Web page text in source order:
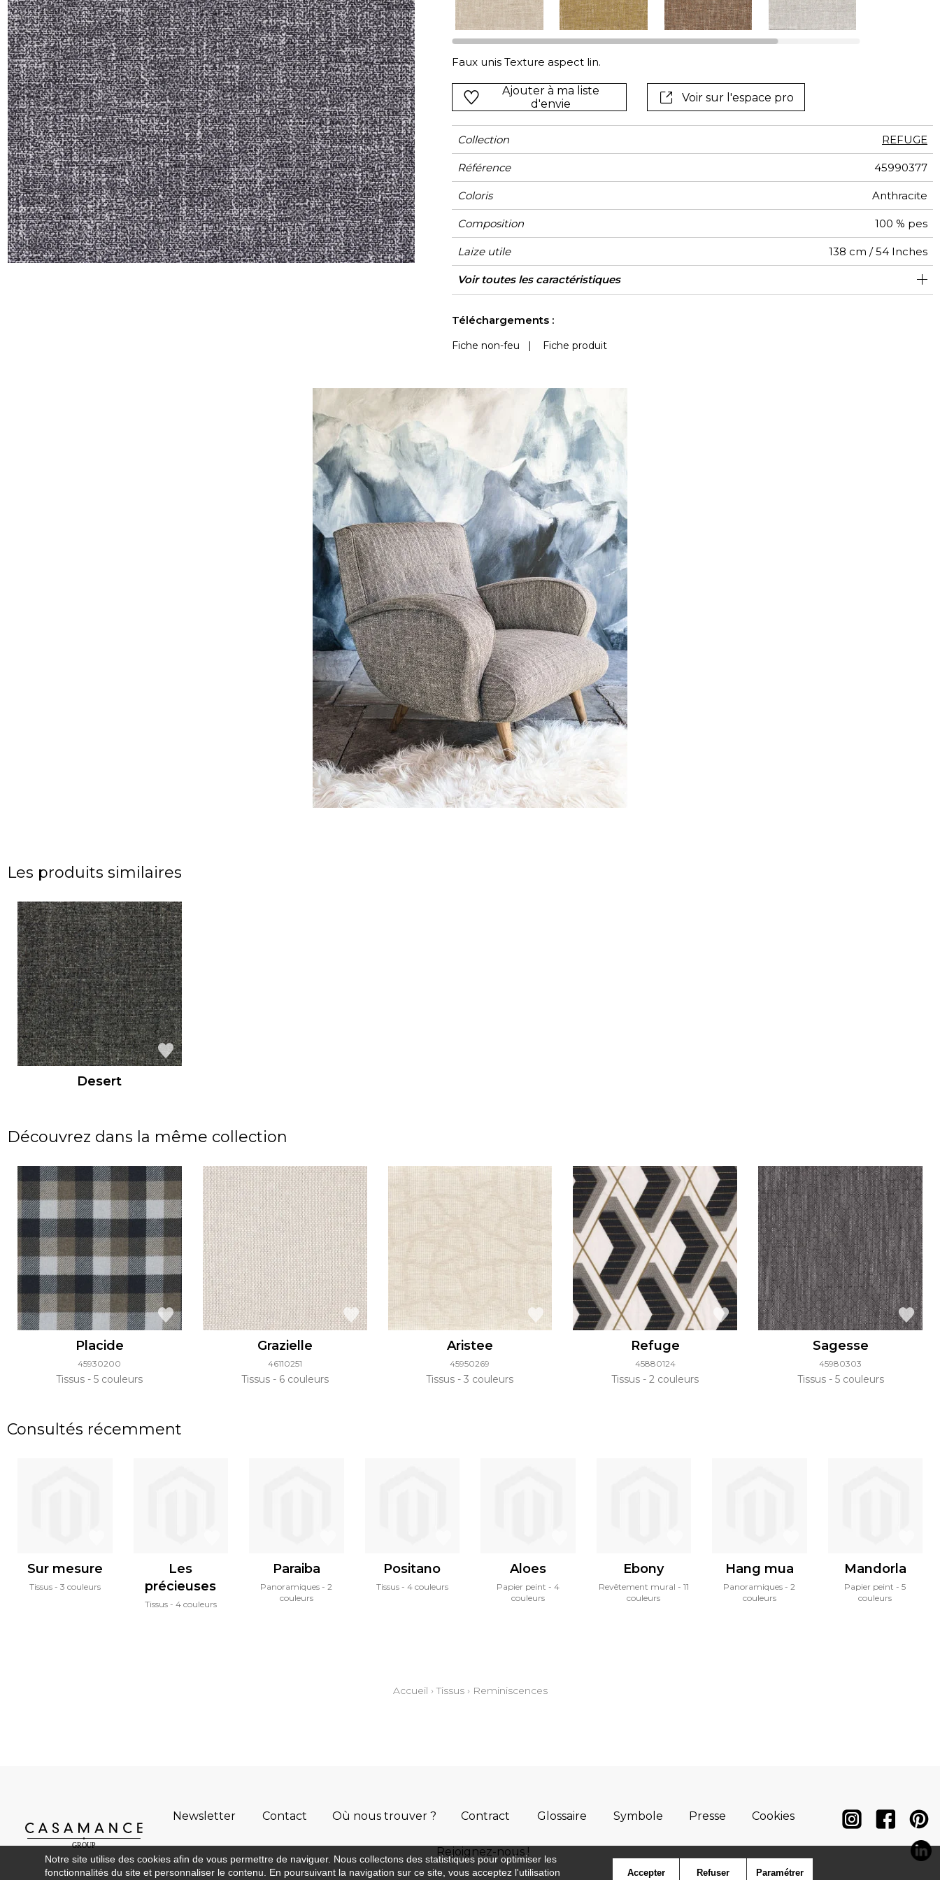
Satin
Soie
Velours
Rose
Rouge
Vert
Violet
Faux unis Texture aspect lin.
Ajouter à ma liste
d'envie
Voir sur l'espace pro
Collection REFUGE
Référence 45990377
Coloris Anthracite
Composition 100 % pes
Laize utile 138 cm / 54 Inches
Rétrécissement <1%
Raccord Raccord libre
Test Martindale 70000
Usage martindale
Siège à usage intensif : >40,000 cycles (Martindale) et/ou >30,000
doubles rubs (Wyzenbeek)
Wyzenbeek 70000
Sens De large
Poids g/m² 530
Performance
Accoustique
aw - 0.15
Usage
Entretien
Pays d'origine Inde
Caractéristiques
Outdoor
Voir toutes les caractéristiques
Téléchargements :
Fiche non-feu Fiche produit
Les produits similaires
Desert
Découvrez dans la même collection
Placide
45930200
Tissus 5 couleurs
Grazielle
46110251
Tissus 6 couleurs
Aristee
45950269
Tissus 3 couleurs
Refuge
45880124
Tissus 2 couleurs
Sagesse
45980303
Tissus 5 couleurs
Consultés récemment
Sur mesure
Tissus 3 couleurs
Les
précieuses
Tissus 4 couleurs
Paraiba
Panoramiques
2
couleurs
Positano
Tissus 4 couleurs
Aloes
Papier peint
4
couleurs
Ebony
Revêtement mural
11
couleurs
Hang mua
Panoramiques
2
couleurs
Mandorla
Papier peint
5
couleurs
Accueil ›Tissus› Reminiscences
Newsletter Contact Où nous trouver ? Contract Glossaire Symbole Presse Cookies
Rejoignez-nous !
Notre site utilise des cookies afin de vous permettre de naviguer. Nous collectons des statistiques pour optimiser les
fonctionnalités du site et personnaliser le contenu. En poursuivant la navigation sur ce site, vous acceptez l'utilisation
Accepter Refuser Paramétrer